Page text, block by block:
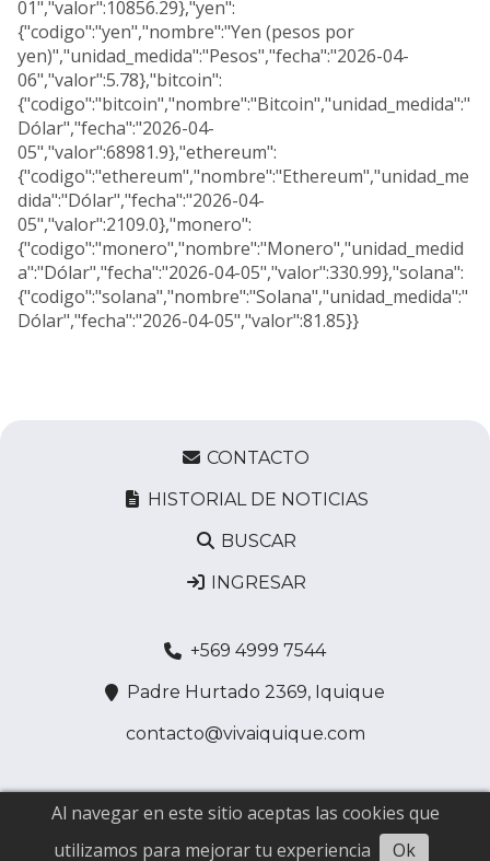
01","valor":10856.29},"yen":
{"codigo":"yen","nombre":"Yen (pesos por
yen)","unidad_medida":"Pesos","fecha":"2026-04-
06","valor":5.78},"bitcoin":
{"codigo":"bitcoin","nombre":"Bitcoin","unidad_medida":"
Dólar","fecha":"2026-04-
05","valor":68981.9},"ethereum":
{"codigo":"ethereum","nombre":"Ethereum","unidad_me
dida":"Dólar","fecha":"2026-04-
05","valor":2109.0},"monero":
{"codigo":"monero","nombre":"Monero","unidad_medid
a":"Dólar","fecha":"2026-04-05","valor":330.99},"solana":
{"codigo":"solana","nombre":"Solana","unidad_medida":"
Dólar","fecha":"2026-04-05","valor":81.85}}
CONTACTO
HISTORIAL DE NOTICIAS
BUSCAR
INGRESAR
+569 4999 7544
Padre Hurtado 2369, Iquique
contacto@vivaiquique.com
Al navegar en este sitio aceptas las cookies que
utilizamos para mejorar tu experiencia
Ok